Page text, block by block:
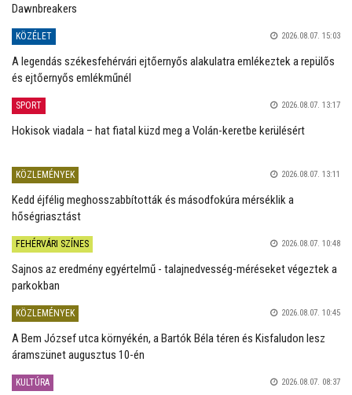
Dawnbreakers
KÖZÉLET 2026.08.07. 15:03
A legendás székesfehérvári ejtőernyős alakulatra emlékeztek a repülős
és ejtőernyős emlékműnél
SPORT 2026.08.07. 13:17
Hokisok viadala – hat fiatal küzd meg a Volán-keretbe kerülésért
KÖZLEMÉNYEK 2026.08.07. 13:11
Kedd éjfélig meghosszabbították és másodfokúra mérséklik a
hőségriasztást
FEHÉRVÁRI SZÍNES 2026.08.07. 10:48
Sajnos az eredmény egyértelmű - talajnedvesség-méréseket végeztek a
parkokban
KÖZLEMÉNYEK 2026.08.07. 10:45
A Bem József utca környékén, a Bartók Béla téren és Kisfaludon lesz
áramszünet augusztus 10-én
KULTÚRA 2026.08.07. 08:37